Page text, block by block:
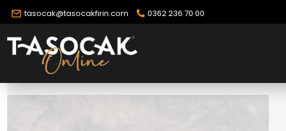
tasocak@tasocakfirin.com 0362 236 70 00